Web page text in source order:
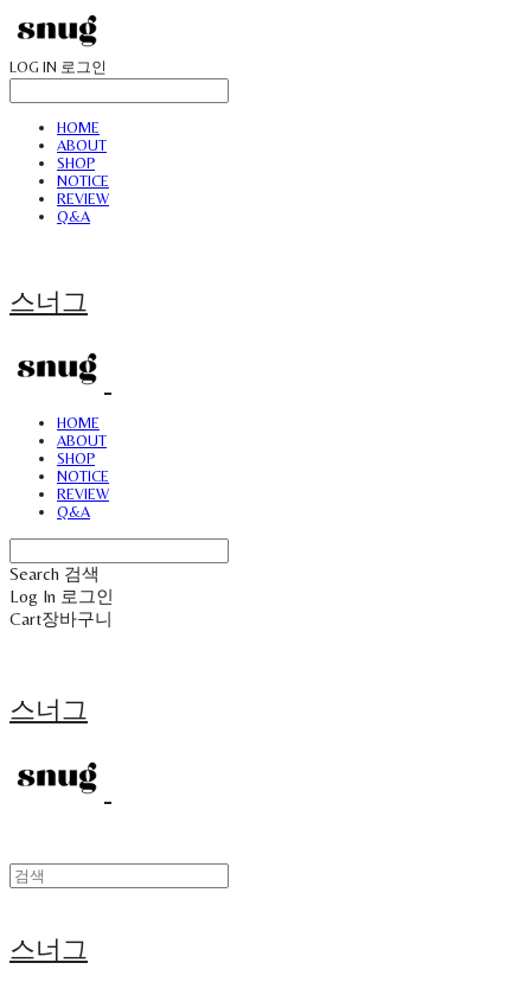
LOG IN 로그인
HOME
ABOUT
SHOP
NOTICE
REVIEW
Q&A
스너그
HOME
ABOUT
SHOP
NOTICE
REVIEW
Q&A
Search 검색
Log In 로그인
Cart장바구니
스너그
스너그